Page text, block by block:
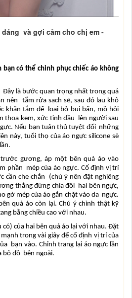
và gợi cảm cho chị em -
có thể chinh phục chiếc áo không
  Đây là bước quan trọng nhất trong quá
nên  tắm rửa sạch sẽ, sau đó lau khô
khăn tắm để  loại bỏ bụi bẩn, mồ hôi
thoa kem, xức tinh dầu  lên người sau
Nếu bạn tuân thủ tuyệt đối  những
này, tuổi thọ của áo ngực silicone sẽ
gương, áp một bên quả áo vào
phần  mép của áo ngực. Cố định vị trí
cần che chắn  (chú ý nên đặt nghiêng
thẳng đứng chia đôi  hai bên ngực,
gờ mép của áo gắn chặt vào da  ngực.
quả áo còn lại. Chú ý chỉnh thật kỹ
bằng chiều cao với nhau.
có) của hai bên quả áo lại với nhau. Đặt
trong vài giây để cố định vị trí của
bạn vào. Chỉnh trang lại áo ngực lần
bộ đồ  bên ngoài.